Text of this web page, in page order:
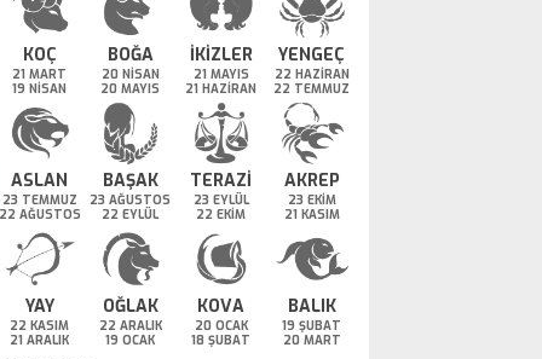
KOÇ
21 MART
19 NİSAN
BOĞA
20 NİSAN
20 MAYIS
İKİZLER
21 MAYIS
21 HAZİRAN
YENGEÇ
22 HAZİRAN
22 TEMMUZ
ASLAN
23 TEMMUZ
22 AĞUSTOS
BAŞAK
23 AĞUSTOS
22 EYLÜL
TERAZİ
23 EYLÜL
22 EKİM
AKREP
23 EKİM
21 KASIM
YAY
22 KASIM
21 ARALIK
OĞLAK
22 ARALIK
19 OCAK
KOVA
20 OCAK
18 ŞUBAT
BALIK
19 ŞUBAT
20 MART